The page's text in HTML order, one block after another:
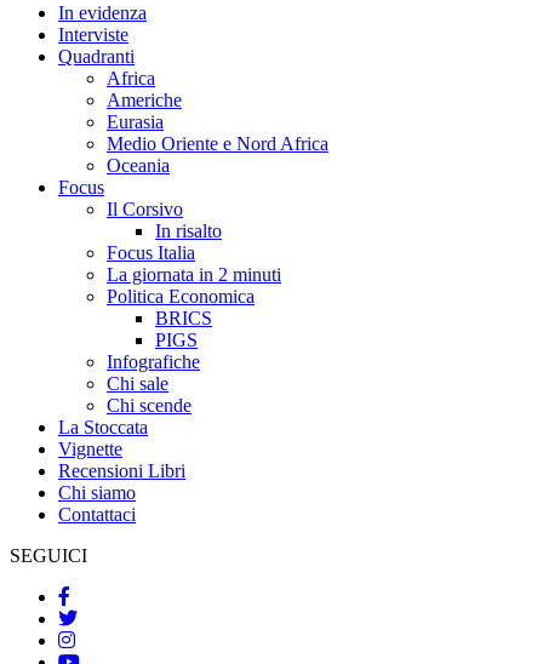
In evidenza
Interviste
Quadranti
Africa
Americhe
Eurasia
Medio Oriente e Nord Africa
Oceania
Focus
Il Corsivo
In risalto
Focus Italia
La giornata in 2 minuti
Politica Economica
BRICS
PIGS
Infografiche
Chi sale
Chi scende
La Stoccata
Vignette
Recensioni Libri
Chi siamo
Contattaci
SEGUICI